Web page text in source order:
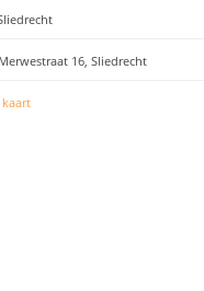
16, Sliedrecht